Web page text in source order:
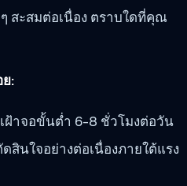
สะสมต่อเนื่อง ตราบใดที่คุณ
:
ฝ้าจอขั้นต่ำ 6-8 ชั่วโมงต่อวัน
สินใจอย่างต่อเนื่องภายใต้แรง